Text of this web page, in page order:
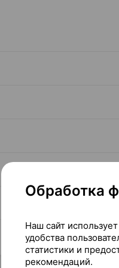
Читать полностью
Обработка
Наш сайт
удобства
статистики и
рекомендаций.